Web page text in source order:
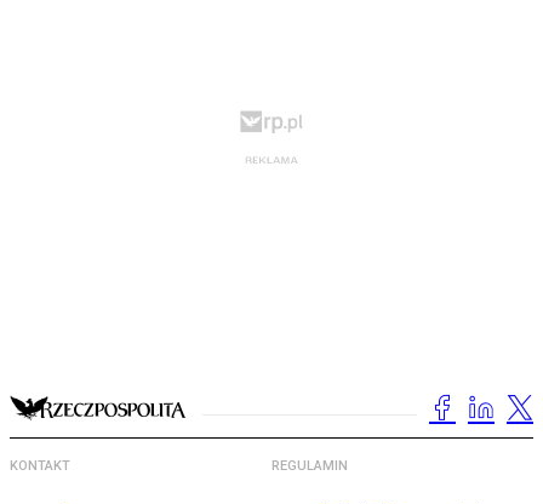
KONTAKT REGULAMIN